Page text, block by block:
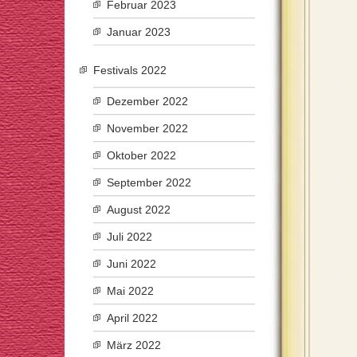
Februar 2023
Januar 2023
Festivals 2022
Dezember 2022
November 2022
Oktober 2022
September 2022
August 2022
Juli 2022
Juni 2022
Mai 2022
April 2022
März 2022